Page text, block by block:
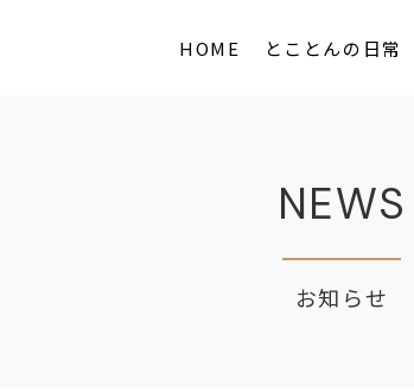
HOME とことんの日常
NEWS
お知らせ